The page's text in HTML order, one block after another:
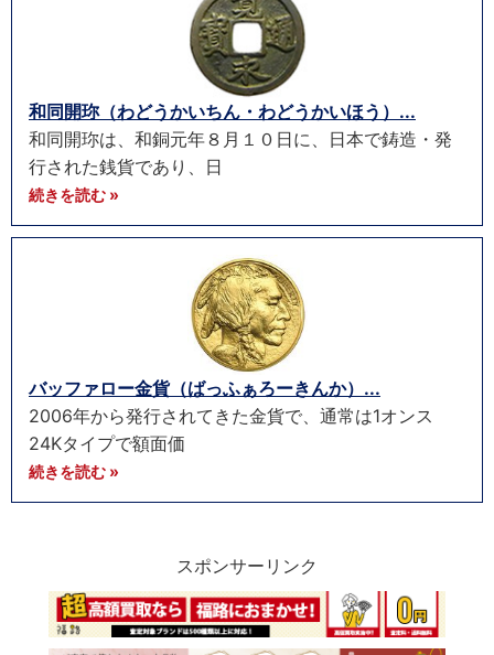
和同開珎（わどうかいちん・わどうかいほう）...
和同開珎は、和銅元年８月１０日に、日本で鋳造・発
行された銭貨であり、日
続きを読む »
バッファロー金貨（ばっふぁろーきんか）...
2006年から発行されてきた金貨で、通常は1オンス
24Kタイプで額面価
続きを読む »
スポンサーリンク